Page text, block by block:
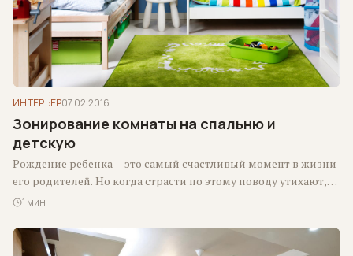
ИНТЕРЬЕР07.02.2016
Зонирование комнаты на спальню и
детскую
Рождение ребенка – это самый счастливый момент в жизни
его родителей. Но когда страсти по этому поводу утихают,
возникает проблема…
1 мин